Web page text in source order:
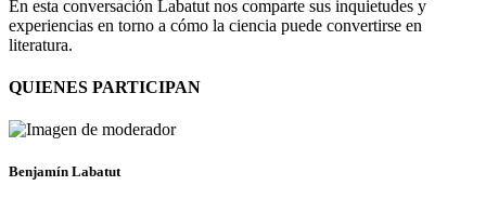
En esta conversación Labatut nos comparte sus inquietudes y
experiencias en torno a cómo la ciencia puede convertirse en
literatura.
QUIENES PARTICIPAN
Benjamín Labatut